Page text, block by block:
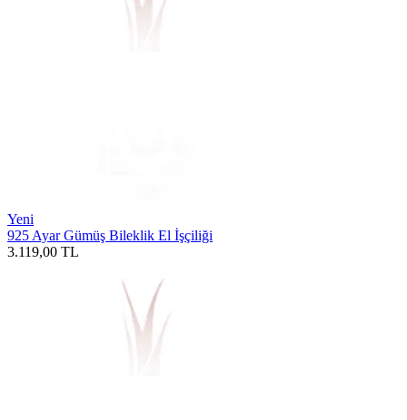
Yeni
925 Ayar Gümüş Bileklik El İşçiliği
3.119,00 TL